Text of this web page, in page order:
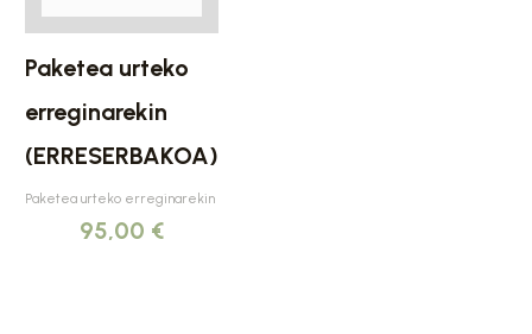
Paketea urteko
erreginarekin
(ERRESERBAKOA)
Paketea urteko erreginarekin
95,00 €